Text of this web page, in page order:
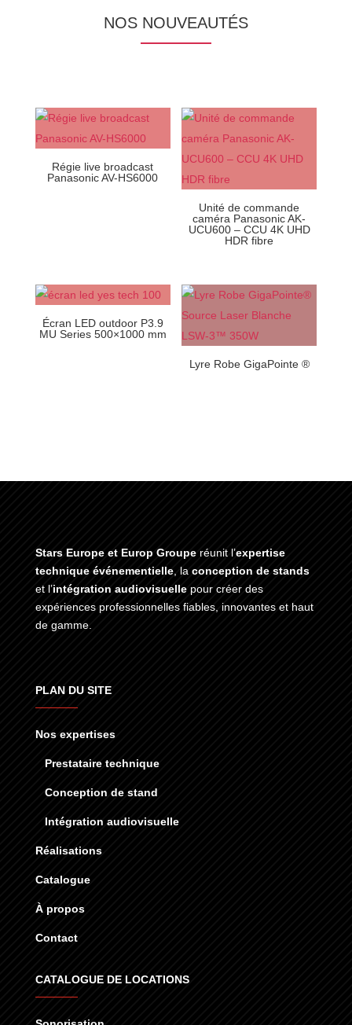
NOS NOUVEAUTÉS
Régie live broadcast
Panasonic AV-HS6000
Unité de commande
caméra Panasonic AK-
UCU600 – CCU 4K UHD
HDR fibre
Écran LED outdoor P3.9
MU Series 500×1000 mm
Lyre Robe GigaPointe ®
Stars Europe et Europ Groupe réunit l’expertise
technique événementielle, la conception de stands
et l’intégration audiovisuellepour créer des
expériences professionnelles fiables, innovantes et haut
de gamme.
PLAN DU SITE
Nos expertises
Prestataire technique
Conception de stand
Intégration audiovisuelle
Réalisations
Catalogue
À propos
Contact
CATALOGUE DE LOCATIONS